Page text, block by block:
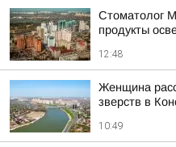
Стоматолог
продукты
12:48
Женщина
зверств в
10:49